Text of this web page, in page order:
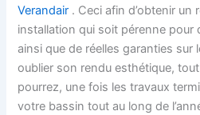
Verandair . Ceci afin d’obtenir un
installation qui soit pérenne pour
ainsi que de réelles garanties sur
oublier son rendu esthétique,
pourrez, une fois les travaux
votre bassin tout au long de